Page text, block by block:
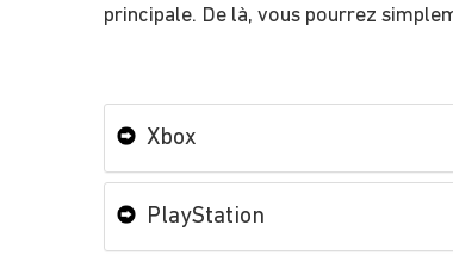
principale. De là, vous pourrez
Xbox
PlayStation